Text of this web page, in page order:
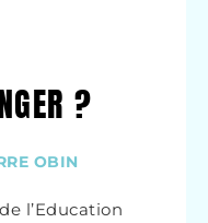
?
OBIN
l’Education